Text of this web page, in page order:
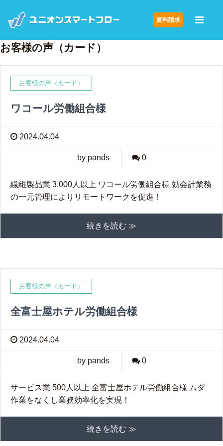
資料請求
お客様の声（カード）
お客様の声（カード）
ワコール労働組合様
2024.04.04
by pands 0
繊維製品業 3,000人以上 ワコール労働組合様 効会計業務
の一元管理によりリモートワークを促進！
続きを読む ≫
お客様の声（カード）
全富士屋ホテル労働組合様
2024.04.04
by pands 0
サービス業 500人以上 全富士屋ホテル労働組合様 ムダ
作業をなくし業務効率化を実現！
続きを読む ≫